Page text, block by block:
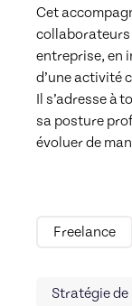
Cet
collaborateurs
entreprise, en
d’une activité
Il s’adresse à
sa posture
évoluer de
Freelance
Stratégie de